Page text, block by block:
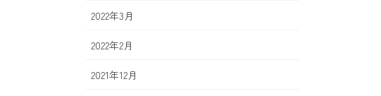
2022年3月
2022年2月
2021年12月